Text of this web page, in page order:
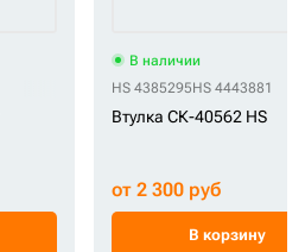
В наличии
HS 4385295HS 4443881
Втулка СК-40562 HS
от 2 300 руб
В корзину